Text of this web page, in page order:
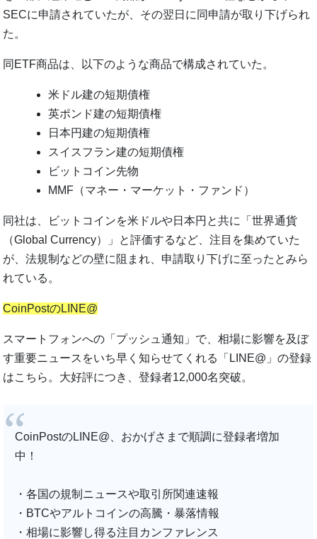
SECに申請されていたが、その翌日に同申請が取り下げられ
た。
同ETF商品は、以下のような商品で構成されていた。
米ドル建の短期債権
英ポンド建の短期債権
日本円建の短期債権
スイスフラン建の短期債権
ビットコイン先物
MMF（マネー・マーケット・ファンド）
同社は、ビットコインを米ドルや日本円と共に「世界通貨
（Global Currency）」と評価するなど、注目を集めていた
が、法規制などの壁に阻まれ、申請取り下げに至ったとみら
れている。
CoinPostのLINE@
スマートフォンへの「プッシュ通知」で、相場に影響を及ぼ
す重要ニュースをいち早く知らせてくれる「LINE@」の登録
はこちら。大好評につき、登録者12,000名突破。
CoinPostのLINE@、おかげさまで順調に登録者増加
中！
・各国の規制ニュースや取引所関連速報
・BTCやアルトコインの高騰・暴落情報
・相場に影響し得る注目カンファレンス